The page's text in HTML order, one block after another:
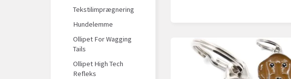
Tekstilimprægnering
Hundelemme
Ollipet For Wagging
Tails
Ollipet High Tech
Refleks